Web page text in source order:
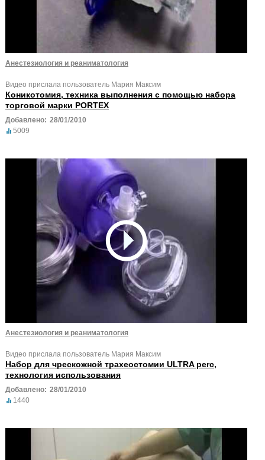
Анестезиология и реаниматология
Видео прислала пользователь Мария Максим
Коникотомия, техника выполнения с помощью набора
торговой марки PORTEX
Добавлено: 28/01/2010
5009
Анестезиология и реаниматология
Видео прислала пользователь Мария Максим
Набор для чрескожной трахеостомии ULTRA perc,
технология использования
Добавлено: 28/01/2010
1440